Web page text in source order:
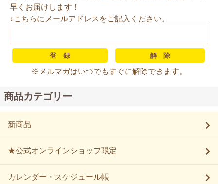
早くお届けします！
↓こちらにメールアドレスをご記入ください。
※メルマガはいつでもすぐに解除できます。
商品カテゴリー
新商品
★公式オンラインショップ限定
カレンダー・スケジュール帳